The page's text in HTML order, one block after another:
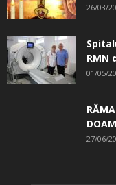
26/03/
RMN
01/05/
27/06/